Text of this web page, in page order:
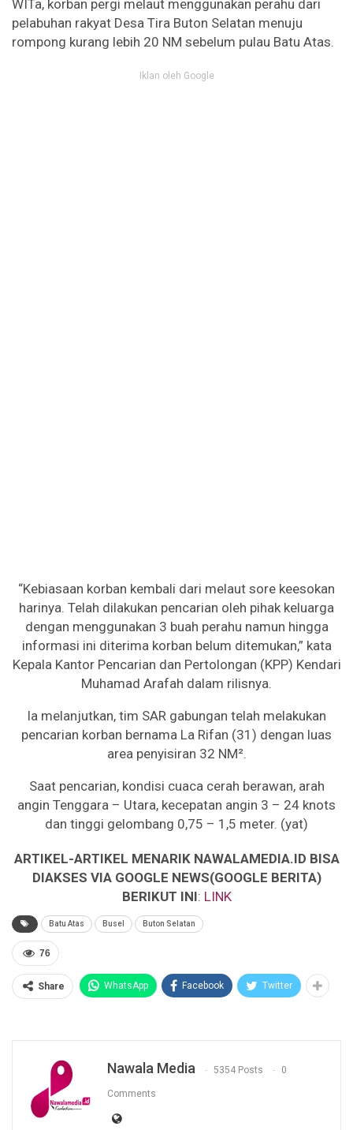
WITa, korban pergi melaut menggunakan perahu dari
pelabuhan rakyat Desa Tira Buton Selatan menuju
rompong kurang lebih 20 NM sebelum pulau Batu Atas.
Iklan oleh Google
“Kebiasaan korban kembali dari melaut sore keesokan
harinya. Telah dilakukan pencarian oleh pihak keluarga
dengan menggunakan 3 buah perahu namun hingga
informasi ini diterima korban belum ditemukan,” kata
Kepala Kantor Pencarian dan Pertolongan (KPP) Kendari
Muhamad Arafah dalam rilisnya.
Ia melanjutkan, tim SAR gabungan telah melakukan
pencarian korban bernama La Rifan (31) dengan luas
area penyisiran 32 NM².
Saat pencarian, kondisi cuaca cerah berawan, arah
angin Tenggara – Utara, kecepatan angin 3 – 24 knots
dan tinggi gelombang 0,75 – 1,5 meter. (yat)
ARTIKEL-ARTIKEL MENARIK NAWALAMEDIA.ID BISA
DIAKSES VIA GOOGLE NEWS(GOOGLE BERITA)
BERIKUT INI: LINK
Batu Atas Busel Buton Selatan
76
Share WhatsApp Facebook Twitter
Nawala Media 5354 Posts 0
Comments